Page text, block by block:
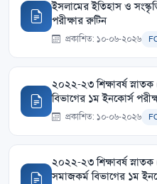
ইসলামের ইতিহাস ও
পরীক্ষার রুটিন
প্রকাশিত: ১০-০৬-২০২৬
২০২২-২৩ শিক্ষাবর্ষ
বিভাগের ১ম ইনকোর্স
প্রকাশিত: ১০-০৬-২০২৬
২০২২-২৩ শিক্ষাবর্ষ স্নাতক
সমাজকর্ম বিভাগের ১ম